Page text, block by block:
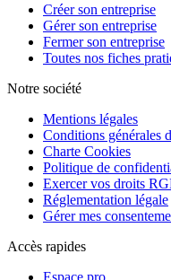
Créer son entreprise
Gérer son entreprise
Fermer son entreprise
Toutes nos fiches
Notre société
Mentions légales
Conditions générales
Charte Cookies
Politique de
Exercer vos droits
Réglementation légale
Gérer mes
Accès rapides
Espace pro